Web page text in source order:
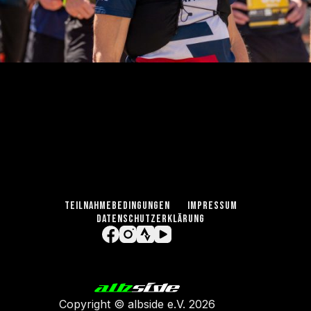
TEILNAHMEBEDINGUNGEN
IMPRESSUM
DATENSCHUTZERKLÄRUNG
Copyright © albside e.V. 2026